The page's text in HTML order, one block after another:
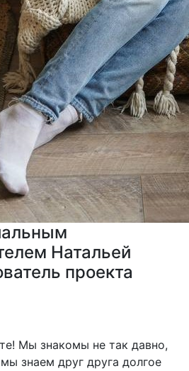
Натальей
проекта
Мы знакомы не так давно,
знаем друг друга долгое